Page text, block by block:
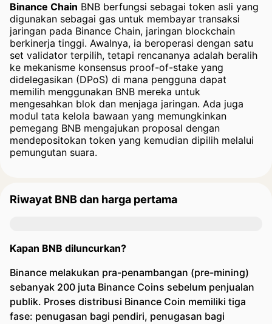
Binance Chain BNB berfungsi sebagai token asli yang
digunakan sebagai gas untuk membayar transaksi
jaringan pada Binance Chain, jaringan blockchain
berkinerja tinggi. Awalnya, ia beroperasi dengan satu
set validator terpilih, tetapi rencananya adalah beralih
ke mekanisme konsensus proof-of-stake yang
didelegasikan (DPoS) di mana pengguna dapat
memilih menggunakan BNB mereka untuk
mengesahkan blok dan menjaga jaringan. Ada juga
modul tata kelola bawaan yang memungkinkan
pemegang BNB mengajukan proposal dengan
mendepositokan token yang kemudian dipilih melalui
pemungutan suara.
Riwayat BNB dan harga pertama
Kapan BNB diluncurkan?
Binance melakukan pra-penambangan (pre-mining)
sebanyak 200 juta Binance Coins sebelum penjualan
publik. Proses distribusi Binance Coin memiliki tiga
fase: penugasan bagi pendiri, penugasan bagi